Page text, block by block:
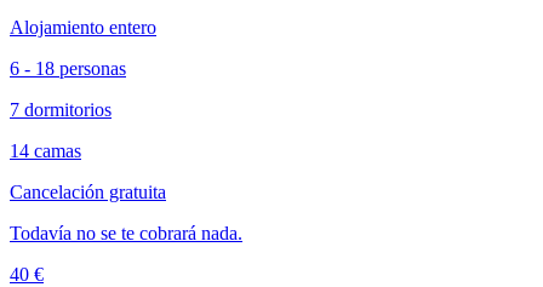
Alojamiento entero
6 - 18 personas
7 dormitorios
14 camas
Cancelación gratuita
Todavía no se te cobrará nada.
40 €